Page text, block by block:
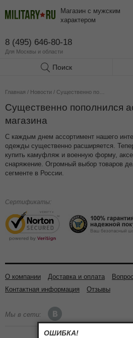
Магазин с мужским
характером
8 (495) 646-80-18
Для Москвы и области
Поиск
Главная / Новости /
Существенно пополнился
магазина
С каждым днем ассортимент нашего
одежды существенно расширяется.
купить камуфляж и военную форму,
снаряжение. Огромный выбор товаров
сегменте в России.
Сертификаты:
О компании Доставка и оплата
Контактная информация
Отзывы
Мы в сети:
ОШИБКА!